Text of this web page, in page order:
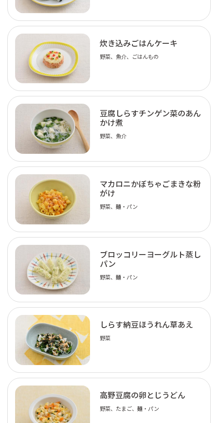
炊き込みごはんケーキ
野菜、魚介、ごはんもの
豆腐しらすチンゲン菜のあん
かけ煮
野菜、魚介
マカロニかぼちゃごまきな粉
がけ
野菜、麺・パン
ブロッコリーヨーグルト蒸し
パン
野菜、麺・パン
しらす納豆ほうれん草あえ
野菜
高野豆腐の卵とじうどん
野菜、たまご、麺・パン